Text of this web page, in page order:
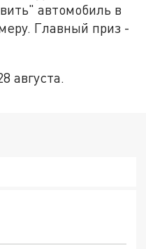
автомобиль в
Главный приз -
августа.